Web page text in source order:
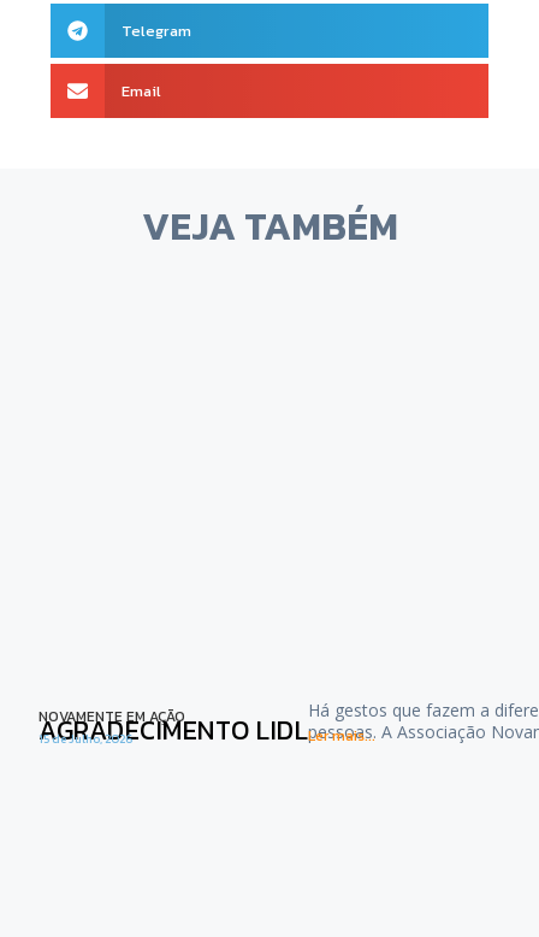
Telegram
Email
VEJA TAMBÉM
NOVAMENTE EM AÇÃO
AGRADECIMENTO LIDL
15 de Julho, 2026
Há gestos que fazem a
pessoas. A Associação
Ler mais...